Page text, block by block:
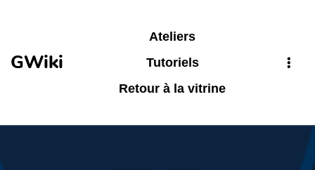
GWiki
Ateliers
Tutoriels
Retour à la vitrine